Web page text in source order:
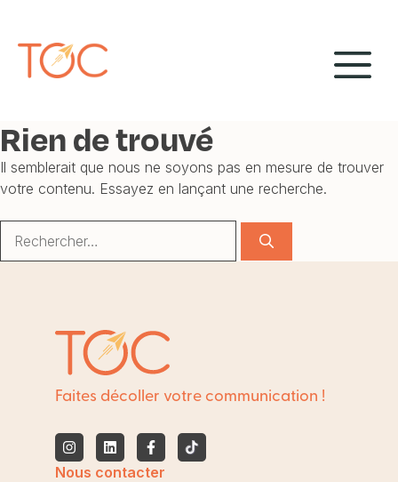
contenu
Rien de trouvé
Il semblerait que nous ne soyons pas en mesure de trouver
votre contenu. Essayez en lançant une recherche.
Faites décoller votre communication !
Nous contacter